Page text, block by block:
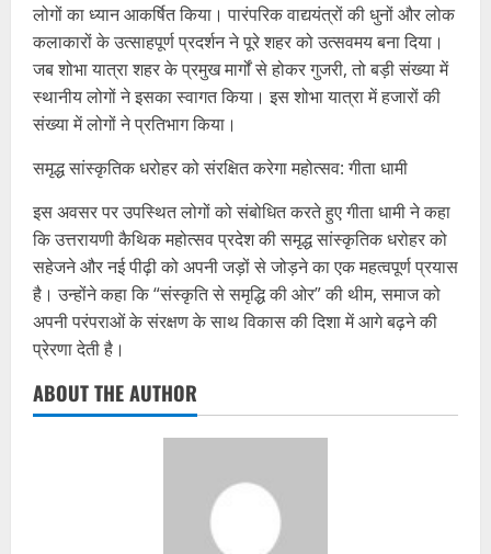
लोगों का ध्यान आकर्षित किया। पारंपरिक वाद्ययंत्रों की धुनों और लोक
कलाकारों के उत्साहपूर्ण प्रदर्शन ने पूरे शहर को उत्सवमय बना दिया।
जब शोभा यात्रा शहर के प्रमुख मार्गों से होकर गुजरी, तो बड़ी संख्या में
स्थानीय लोगों ने इसका स्वागत किया। इस शोभा यात्रा में हजारों की
संख्या में लोगों ने प्रतिभाग किया।
समृद्ध सांस्कृतिक धरोहर को संरक्षित करेगा महोत्सव: गीता धामी
इस अवसर पर उपस्थित लोगों को संबोधित करते हुए गीता धामी ने कहा
कि उत्तरायणी कैथिक महोत्सव प्रदेश की समृद्ध सांस्कृतिक धरोहर को
सहेजने और नई पीढ़ी को अपनी जड़ों से जोड़ने का एक महत्वपूर्ण प्रयास
है। उन्होंने कहा कि “संस्कृति से समृद्धि की ओर” की थीम, समाज को
अपनी परंपराओं के संरक्षण के साथ विकास की दिशा में आगे बढ़ने की
प्रेरणा देती है।
ABOUT THE AUTHOR